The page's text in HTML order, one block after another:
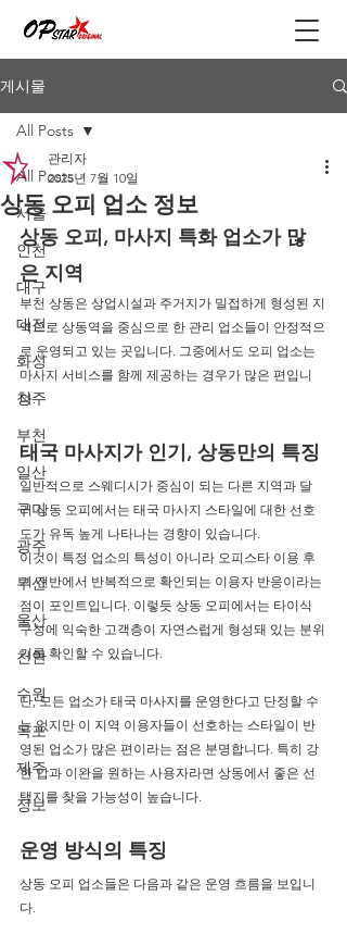
게시물
All Posts
서울
인천
대구
대전
화성
청주
부천
일산
구미
광주
부산
울산
천안
수원
목포
제주
정보
All Posts
상동 오피 업소 정보
관리자
2025년 7월 10일
상동 오피, 마사지 특화 업소가 많
은 지역
부천 상동은 상업시설과 주거지가 밀접하게 형성된 지
역으로 상동역을 중심으로 한 관리 업소들이 안정적으
로 운영되고 있는 곳입니다. 그중에서도 오피 업소는
마사지 서비스를 함께 제공하는 경우가 많은 편입니
다.
태국 마사지가 인기, 상동만의 특징
일반적으로 스웨디시가 중심이 되는 다른 지역과 달
리 상동 오피에서는 태국 마사지 스타일에 대한 선호
도가 유독 높게 나타나는 경향이 있습니다.
이것이 특정 업소의 특성이 아니라 오피스타 이용 후
기 전반에서 반복적으로 확인되는 이용자 반응이라는
점이 포인트입니다. 이렇듯 상동 오피에서는 타이식
구성에 익숙한 고객층이 자연스럽게 형성돼 있는 분위
기를 확인할 수 있습니다.
단, 모든 업소가 태국 마사지를 운영한다고 단정할 수
는 없지만 이 지역 이용자들이 선호하는 스타일이 반
영된 업소가 많은 편이라는 점은 분명합니다. 특히 강
한 압과 이완을 원하는 사용자라면 상동에서 좋은 선
택지를 찾을 가능성이 높습니다.
운영 방식의 특징
상동 오피 업소들은 다음과 같은 운영 흐름을 보입니
다.